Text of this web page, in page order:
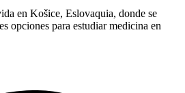
en Košice, Eslovaquia, donde se
opciones para estudiar medicina en